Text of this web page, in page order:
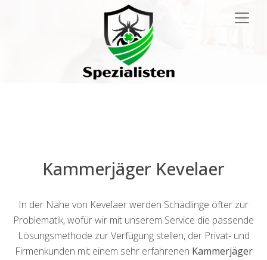
Kammerjäger Kevelaer
In der Nähe von Kevelaer werden Schädlinge öfter zur
Problematik, wofür wir mit unserem Service die passende
Lösungsmethode zur Verfügung stellen, der Privat- und
Firmenkunden mit einem sehr erfahrenen Kammerjäger